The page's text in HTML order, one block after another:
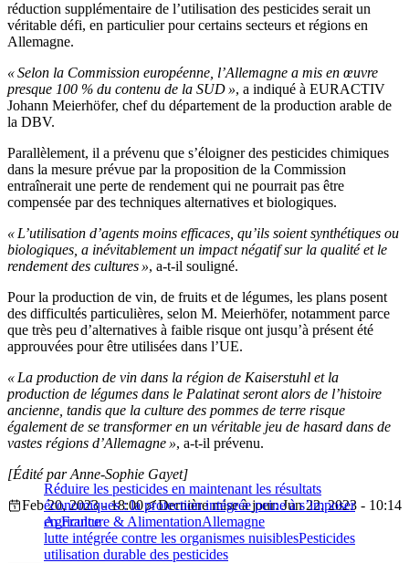
réduction supplémentaire de l’utilisation des pesticides serait un
véritable défi, en particulier pour certains secteurs et régions en
Allemagne.
« Selon la Commission européenne, l’Allemagne a mis en œuvre
presque 100 % du contenu de la SUD », a indiqué à EURACTIV
Johann Meierhöfer, chef du département de la production arable de
la DBV.
Parallèlement, il a prévenu que s’éloigner des pesticides chimiques
dans la mesure prévue par la proposition de la Commission
entraînerait une perte de rendement qui ne pourrait pas être
compensée par des techniques alternatives et biologiques.
« L’utilisation d’agents moins efficaces, qu’ils soient synthétiques ou
biologiques, a inévitablement un impact négatif sur la qualité et le
rendement des cultures », a-t-il souligné.
Pour la production de vin, de fruits et de légumes, les plans posent
des difficultés particulières, selon M. Meierhöfer, notamment parce
que très peu d’alternatives à faible risque ont jusqu’à présent été
approuvées pour être utilisées dans l’UE.
« La production de vin dans la région de Kaiserstuhl et la
production de légumes dans le Palatinat seront alors de l’histoire
ancienne, tandis que la culture des pommes de terre risque
également de se transformer en un véritable jeu de hasard dans de
vastes régions d’Allemagne », a-t-il prévenu.
Réduire les pesticides en maintenant les résultats
économiques : la protection intégrée peine à s’imposer
en France
[Édité par Anne-Sophie Gayet]
Feb 20, 2023 - 18:00
Dernière mise à jour: Jun 22, 2023 - 10:14
Agriculture & AlimentationAllemagne
lutte intégrée contre les organismes nuisiblesPesticides
utilisation durable des pesticides